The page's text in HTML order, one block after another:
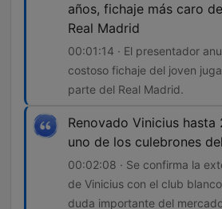
años, fichaje más caro
Real Madrid
00:01:14 · El presentador
costoso fichaje del joven
parte del Real Madrid.
Renovado Vinicius hasta
uno de los culebrones
00:02:08 · Se confirma la
de Vinicius con el club
duda importante del